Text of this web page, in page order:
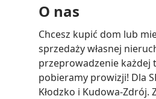
O nas
Chcesz kupić dom lub
sprzedaży własnej
przeprowadzenie każdej
pobieramy prowizji! Dla
Kłodzko i Kudowa-Zdrój.